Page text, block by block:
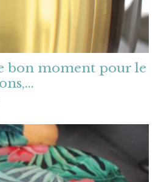
bon moment pour le